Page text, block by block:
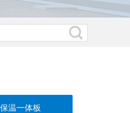
温一体板